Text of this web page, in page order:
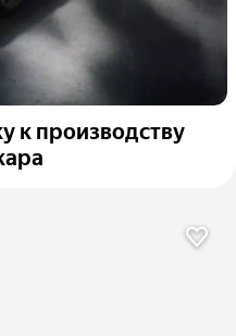
к производству